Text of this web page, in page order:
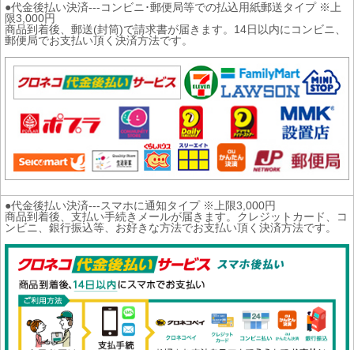
●代金後払い決済---コンビニ･郵便局等での払込用紙郵送タイプ ※上
限3,000円
商品到着後、郵送(封筒)で請求書が届きます。14日以内にコンビニ、
郵便局でお支払い頂く決済方法です。
●代金後払い決済---スマホに通知タイプ ※上限3,000円
商品到着後、支払い手続きメールが届きます。クレジットカード、コ
ンビニ、銀行振込等、お好きな方法でお支払い頂く決済方法です。